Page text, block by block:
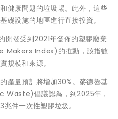
健康問題的垃圾場。此外，這些
礎設施的地區進行直接投資。
發受到2021年發佈的塑膠廢棄
Makers Index)的推動，該指數
規模和來源。
產量預計將增加30%。麥德魯基
Waste)倡議認為，到2025年，
件一次性塑膠垃圾。